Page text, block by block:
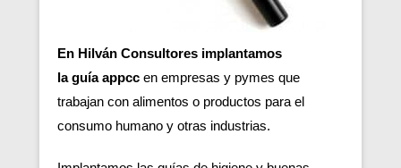
En Hilván Consultores implantamos
la guía appcc en empresas y pymes que
trabajan con alimentos o productos para el
consumo humano y otras industrias.